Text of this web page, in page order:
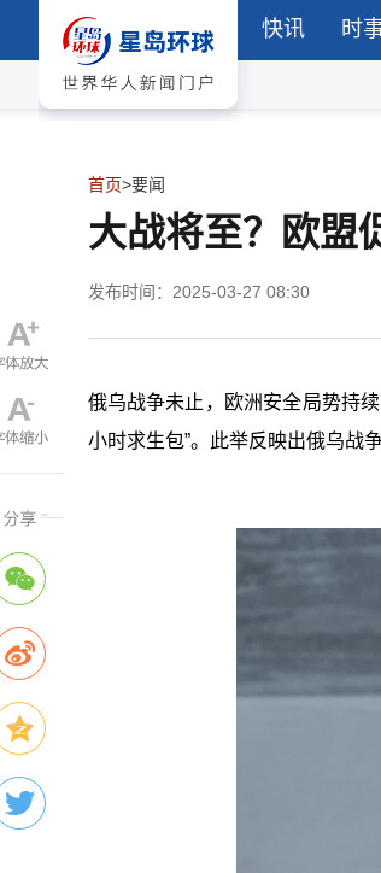
快讯 时
首页>要闻
大战将至？欧盟
发布时间：2025-03-27 08:30
俄乌战争未止，欧洲安全局势持
小时求生包”。此举反映出俄乌战